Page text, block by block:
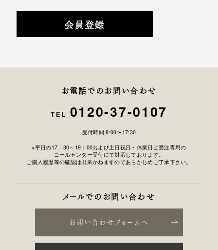
会員登録
お電話でのお問い合わせ
TEL 0120-37-0107
受付時間 8:00〜17:30
※平日の17：30～19：00および土日祝日・休業日は受注専用の
コールセンター受付にて対応しております。
ご購入履歴等の確認は出来かねますのであらかじめご了承下さい。
メールでのお問い合わせ
お問い合わせフォームへ